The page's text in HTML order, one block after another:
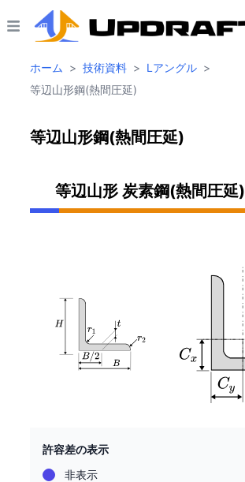
ホーム > 技術資料 > Lアングル >
等辺山形鋼(熱間圧延)
等辺山形鋼(熱間圧延)
等辺山形 炭素鋼(熱間圧延)
許容差の表示
非表示